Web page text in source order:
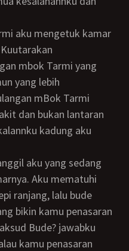
mbok Tarmi yang
yang lebih
mBok Tarmi
dan bukan lantaran
kadung aku
Aku mematuhi
ranjang, lalu bude
bikin kamu penasaran
Bude? jawabku
kamu penasaran